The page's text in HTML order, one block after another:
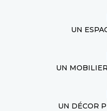
UN
UN
UN DÉCOR